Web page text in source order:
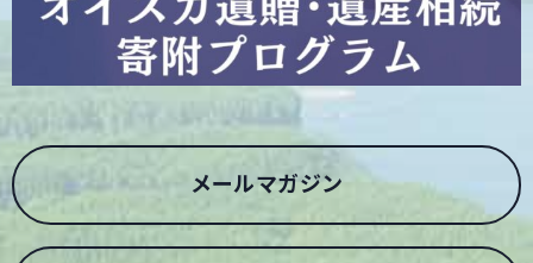
メールマガジン